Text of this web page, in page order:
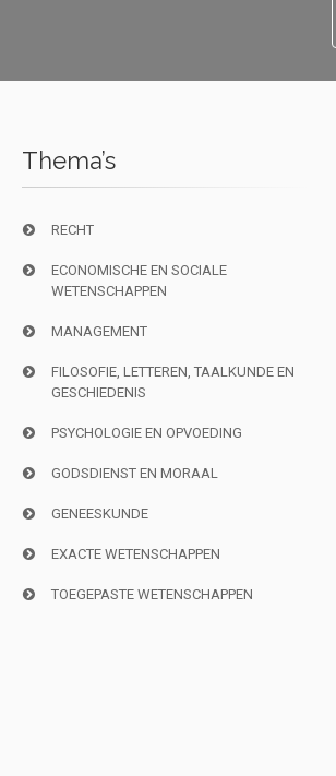
Thema’s
RECHT
ECONOMISCHE EN SOCIALE
WETENSCHAPPEN
MANAGEMENT
FILOSOFIE, LETTEREN, TAALKUNDE EN
GESCHIEDENIS
PSYCHOLOGIE EN OPVOEDING
GODSDIENST EN MORAAL
GENEESKUNDE
EXACTE WETENSCHAPPEN
TOEGEPASTE WETENSCHAPPEN